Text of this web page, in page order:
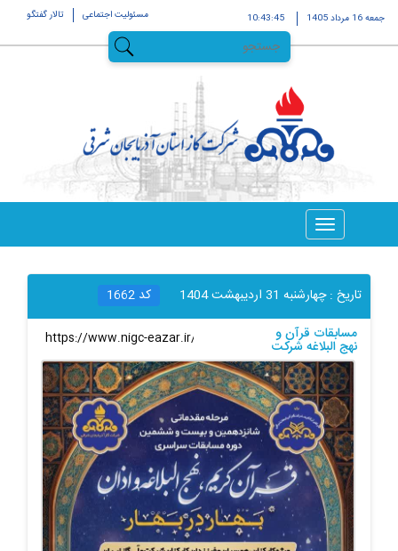
جمعه 16 مرداد 1405 10:43:45 مسئولیت اجتماعی تالار گفتگو
تاریخ :چهارشنبه 31 ارديبهشت 1404 کد 1662
مسابقات قرآن و
نهج البلاغه شرکت